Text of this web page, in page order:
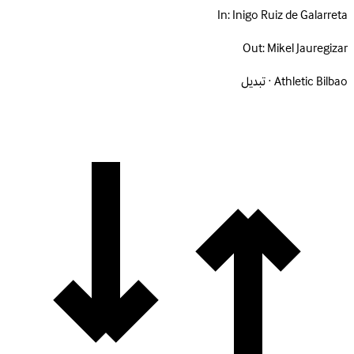
In:Inigo Ruiz de Galarreta
Out:Mikel Jauregizar
Athletic Bilbao · تبديل